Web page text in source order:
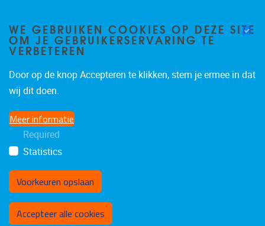
Menu
Home
About us
Members
Education
News & events
Privacybeleid
WE GEBRUIKEN COOKIES OP DEZE SITE
OM JE GEBRUIKERSERVARING TE
VERBETEREN
Door op de knop Accepteren te klikken, stem je ermee in dat
wij dit doen.
Meer informatie
Required
Statistics
Voorkeuren opslaan
Accepteer alle cookies